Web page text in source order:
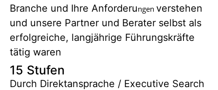
Branche und Ihre Anforderungen verstehen
und unsere Partner und Berater selbst als
erfolgreiche, langjährige Führungskräfte
tätig waren
15 Stufen
Durch Direktansprache / Executive Search